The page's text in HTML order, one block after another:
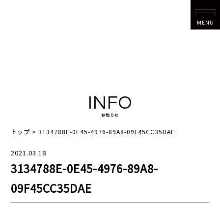
MENU
INFO
お知らせ
トップ >3134788E-0E45-4976-89A8-09F45CC35DAE
2021.03.18
3134788E-0E45-4976-89A8-
09F45CC35DAE